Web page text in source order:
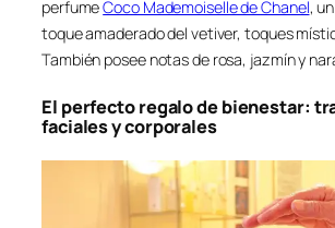
perfumeCoco Mademoiselle de Chanel,
toque amaderado del vetiver, toques
También posee notas de rosa, jazmín y
El perfecto regalo de bienestar:
faciales y corporales